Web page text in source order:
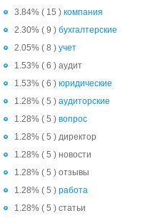
3.84% ( 15 ) компания
2.30% ( 9 ) бухгалтерские
2.05% ( 8 ) учет
1.53% ( 6 ) аудит
1.53% ( 6 ) юридические
1.28% ( 5 ) аудиторские
1.28% ( 5 ) вопрос
1.28% ( 5 ) директор
1.28% ( 5 ) новости
1.28% ( 5 ) отзывы
1.28% ( 5 ) работа
1.28% ( 5 ) статьи